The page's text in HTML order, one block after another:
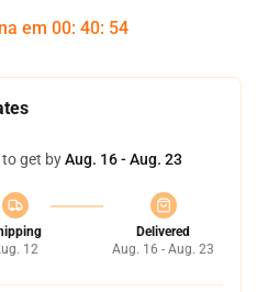
em 00: 40: 53
get byAug. 16 - Aug. 23
12
Delivered
Aug. 16 - Aug. 23